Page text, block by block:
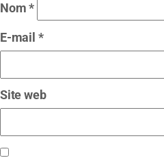
Nom*
E-mail *
Site web